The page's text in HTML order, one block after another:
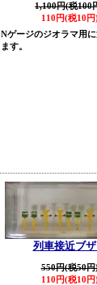
1,100円(税100
110円(税10円
Nゲージのジオラマ用
ます。
列車接近ブ
550円(税50円
110円(税10円